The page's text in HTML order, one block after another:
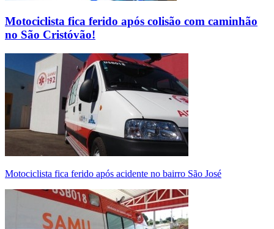
Motociclista fica ferido após colisão com caminhão
no São Cristóvão!
Motociclista fica ferido após acidente no bairro São José